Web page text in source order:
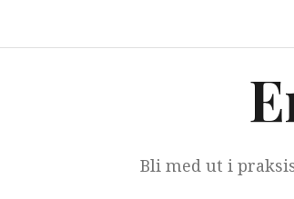
Bli med ut i